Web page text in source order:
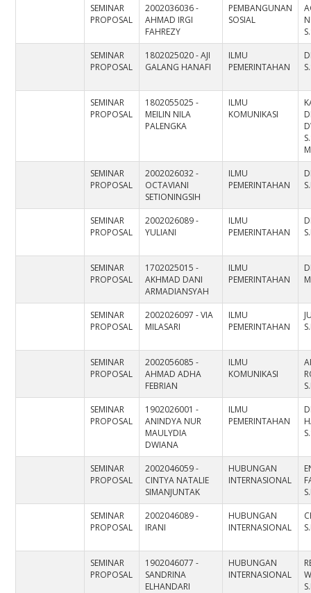
SEMINAR
PROPOSAL
2002036036 -
AHMAD IRGI
FAHREZY
PEMBANGUNAN
SOSIAL
SEMINAR
PROPOSAL
1802025020 - AJI
GALANG HANAFI
ILMU
PEMERINTAHAN
SEMINAR
PROPOSAL
1802055025 -
MEILIN NILA
PALENGKA
ILMU
KOMUNIKASI
SEMINAR
PROPOSAL
2002026032 -
OCTAVIANI
SETIONINGSIH
ILMU
PEMERINTAHAN
SEMINAR
PROPOSAL
2002026089 -
YULIANI
ILMU
PEMERINTAHAN
SEMINAR
PROPOSAL
1702025015 -
AKHMAD DANI
ARMADIANSYAH
ILMU
PEMERINTAHAN
SEMINAR
PROPOSAL
2002026097 - VIA
MILASARI
ILMU
PEMERINTAHAN
SEMINAR
PROPOSAL
2002056085 -
AHMAD ADHA
FEBRIAN
ILMU
KOMUNIKASI
SEMINAR
PROPOSAL
1902026001 -
ANINDYA NUR
MAULYDIA
DWIANA
ILMU
PEMERINTAHAN
SEMINAR
PROPOSAL
2002046059 -
CINTYA NATALIE
SIMANJUNTAK
HUBUNGAN
INTERNASIONAL
SEMINAR
PROPOSAL
2002046089 -
IRANI
HUBUNGAN
INTERNASIONAL
SEMINAR
PROPOSAL
1902046077 -
SANDRINA
ELHANDARI
HUBUNGAN
INTERNASIONAL